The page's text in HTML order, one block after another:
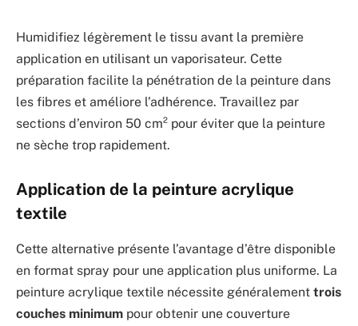
Humidifiez légèrement le tissu avant la première
application en utilisant un vaporisateur. Cette
préparation facilite la pénétration de la peinture dans
les fibres et améliore l’adhérence. Travaillez par
sections d’environ 50 cm² pour éviter que la peinture
ne sèche trop rapidement.
Application de la peinture acrylique
textile
Cette alternative présente l’avantage d’être disponible
en format spray pour une application plus uniforme. La
peinture acrylique textile nécessite généralement trois
couches minimum pour obtenir une couverture